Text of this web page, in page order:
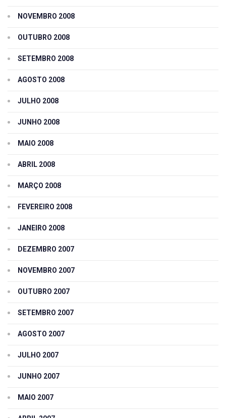
NOVEMBRO 2008
OUTUBRO 2008
SETEMBRO 2008
AGOSTO 2008
JULHO 2008
JUNHO 2008
MAIO 2008
ABRIL 2008
MARÇO 2008
FEVEREIRO 2008
JANEIRO 2008
DEZEMBRO 2007
NOVEMBRO 2007
OUTUBRO 2007
SETEMBRO 2007
AGOSTO 2007
JULHO 2007
JUNHO 2007
MAIO 2007